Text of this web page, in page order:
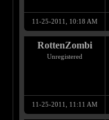
11-25-2011, 10:18 AM
RottenZombi
Unregistered
11-25-2011, 11:11 AM